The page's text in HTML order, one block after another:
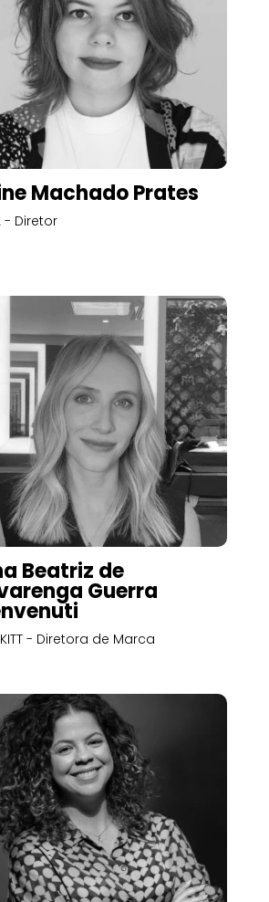
Machado Prates
- Diretor
Beatriz de
Guerra
- Diretora de Marca